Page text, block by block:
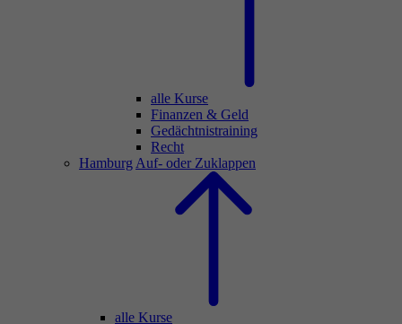
alle Kurse
Finanzen & Geld
Gedächtnistraining
Recht
Hamburg Auf- oder Zuklappen
alle Kurse